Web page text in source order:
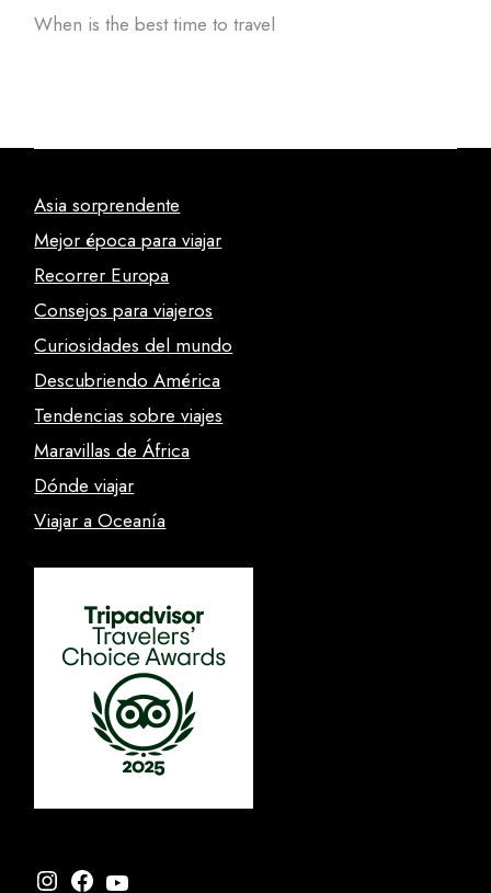
When is the best time to travel
Asia sorprendente
Mejor época para viajar
Recorrer Europa
Consejos para viajeros
Curiosidades del mundo
Descubriendo América
Tendencias sobre viajes
Maravillas de África
Dónde viajar
Viajar a Oceanía